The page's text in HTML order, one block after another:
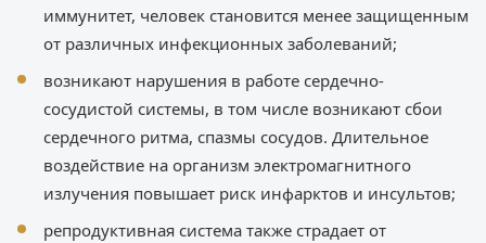
иммунитет, человек становится менее защищенным
от различных инфекционных заболеваний;
возникают нарушения в работе сердечно-
сосудистой системы, в том числе возникают сбои
сердечного ритма, спазмы сосудов. Длительное
воздействие на организм электромагнитного
излучения повышает риск инфарктов и инсультов;
репродуктивная система также страдает от